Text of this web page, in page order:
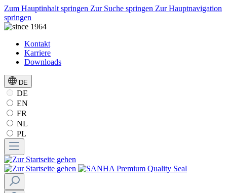
Zum Hauptinhalt springen Zur Suche springen Zur Hauptnavigation
springen
Kontakt
Karriere
Downloads
DE
DE
EN
FR
NL
PL